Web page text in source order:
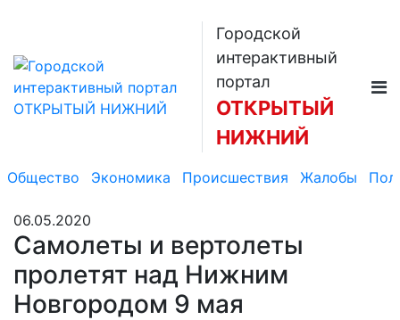
Городской
интерактивный
портал
ОТКРЫТЫЙ
НИЖНИЙ
Общество Экономика Происшествия Жалобы
06.05.2020
Самолеты и вертолеты
пролетят над Нижним
Новгородом 9 мая